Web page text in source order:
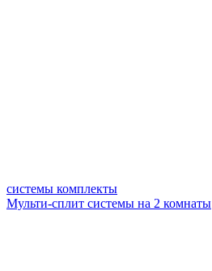
системы комплекты
Мульти-сплит системы на 2 комнаты